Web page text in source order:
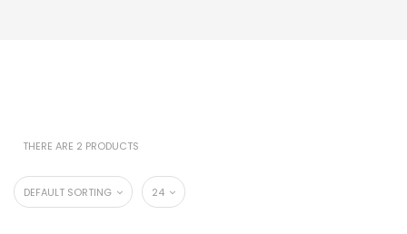
THERE ARE 2 PRODUCTS
DEFAULT SORTING 24